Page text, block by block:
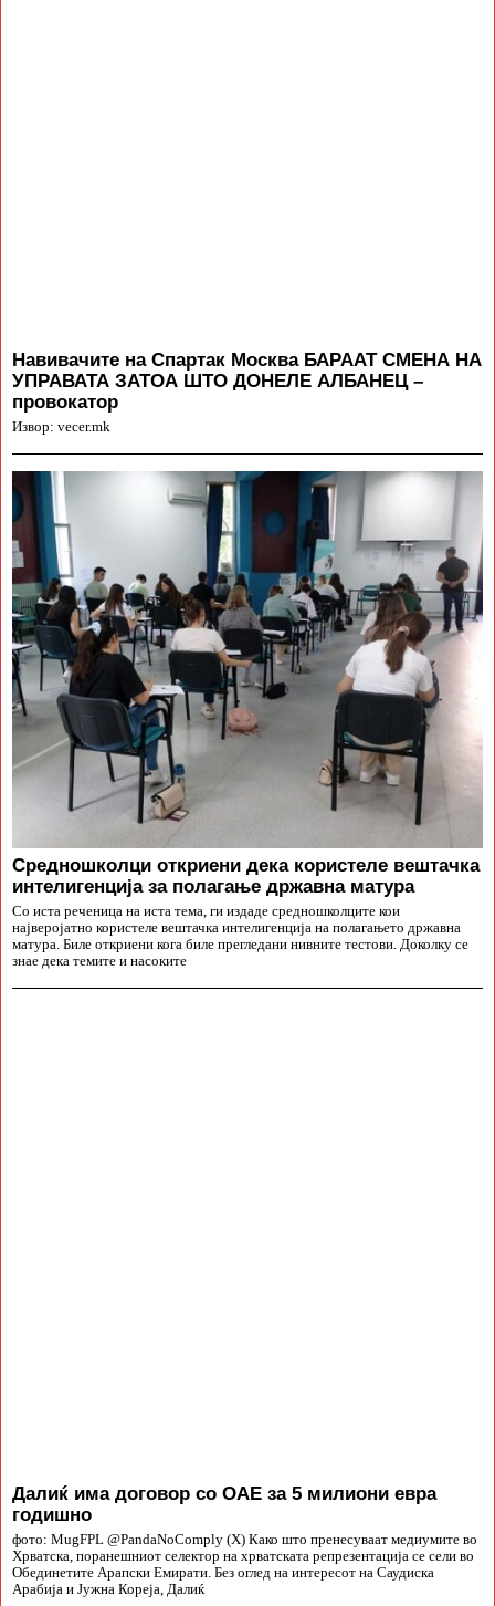
Навивачите на Спартак Москва БАРААТ СМЕНА НА
УПРАВАТА ЗАТОА ШТО ДОНЕЛЕ АЛБАНЕЦ –
провокатор
Извор: vecer.mk
Средношколци откриени дека користеле вештачка
интелигенција за полагање државна матура
Со иста реченица на иста тема, ги издаде средношколците кои
најверојатно користеле вештачка интелигенција на полагањето државна
матура. Биле откриени кога биле прегледани нивните тестови. Доколку се
знае дека темите и насоките
Далиќ има договор со ОАЕ за 5 милиони евра
годишно
фото: MugFPL @PandaNoComply (X) Како што пренесуваат медиумите во
Хрватска, поранешниот селектор на хрватската репрезентација се сели во
Обединетите Арапски Емирати. Без оглед на интересот на Саудиска
Арабија и Јужна Кореја, Далиќ